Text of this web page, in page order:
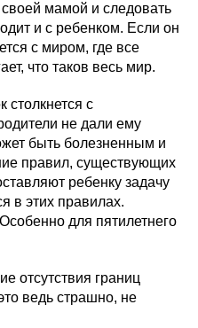
своей мамой и следовать
и с ребенком. Если он
с миром, где все
что таков весь мир.
столкнется с
не дали ему
быть болезненным и
правил, существующих
ребенку задачу
в этих правилах.
для пятилетнего
отсутствия границ
ведь страшно, не